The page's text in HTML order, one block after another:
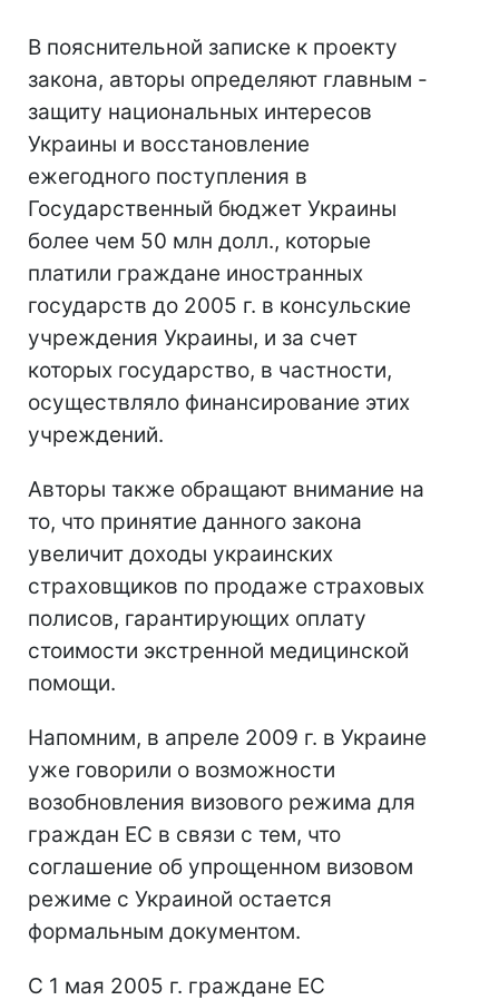
В пояснительной записке к проекту
закона, авторы определяют главным -
защиту национальных интересов
Украины и восстановление
ежегодного поступления в
Государственный бюджет Украины
более чем 50 млн долл., которые
платили граждане иностранных
государств до 2005 г. в консульские
учреждения Украины, и за счет
которых государство, в частности,
осуществляло финансирование этих
учреждений.
Авторы также обращают внимание на
то, что принятие данного закона
увеличит доходы украинских
страховщиков по продаже страховых
полисов, гарантирующих оплату
стоимости экстренной медицинской
помощи.
Напомним, в апреле 2009 г. в Украине
уже говорили о возможности
возобновления визового режима для
граждан ЕС в связи с тем, что
соглашение об упрощенном визовом
режиме с Украиной остается
формальным документом.
С 1 мая 2005 г. граждане ЕС